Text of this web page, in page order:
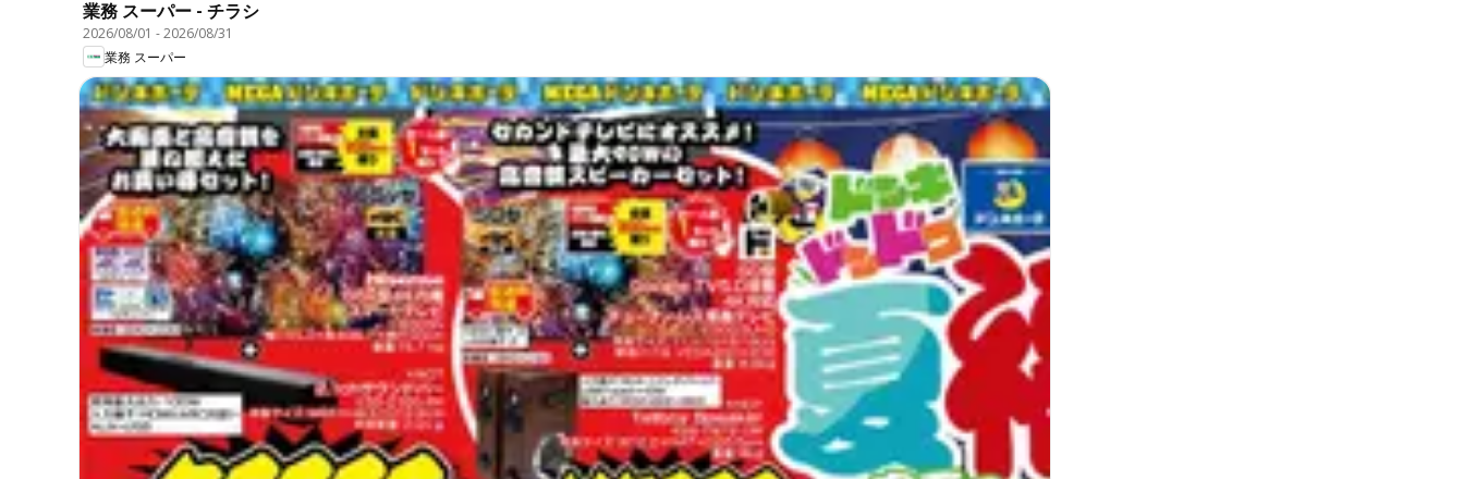
業務 スーパー - チラシ
2026/08/01 -2026/08/31
業務 スーパー